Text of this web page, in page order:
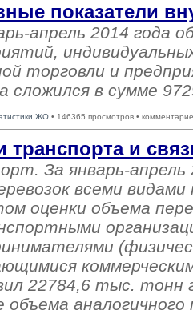
показатели
апрель 2014 года
торговли и
сложился в сумме
ЖО • 146365 просмотров •
транспорта и
За январь-апрель
всеми
оценки объема
22784,6 тыс. тонн
объема аналогичного